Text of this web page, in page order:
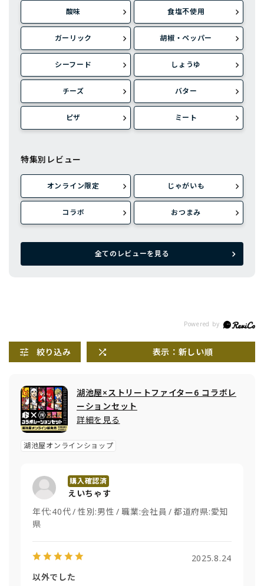
酸味 食塩不使用
ガーリック 胡椒・ペッパー
シーフード しょうゆ
チーズ バター
ピザ ミート
特集別レビュー
オンライン限定 じゃがいも
コラボ おつまみ
全てのレビューを見る
絞り込み 表示：新しい順
湖池屋×ストリートファイター6 コラボレ
ーションセット
詳細を見る
湖池屋オンラインショップ
えいちゃす
年代:40代 性別:男性 職業:会社員 都道府県:愛知
県
2025.8.24
以外でした